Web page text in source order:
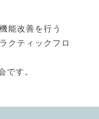
能改善を行う
クティックフロ
です。